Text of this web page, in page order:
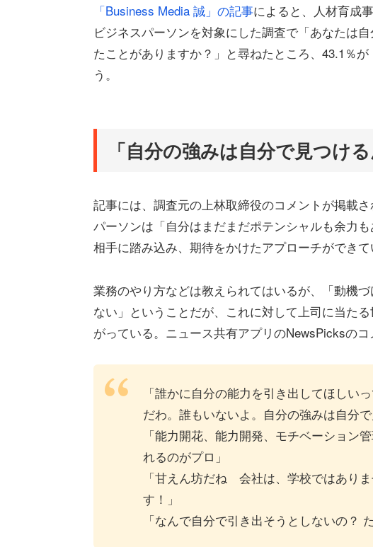
「Business Media 誠」の記事によると、人材育成
ビジネスパーソンを対象にした調査で「あなたは
たことがありますか？」と尋ねたところ、43.1％
う。
「自分の強みは自分で見つけ
記事には、調査元の上林取締役のコメントが掲載
パーソンは「自分はまだまだポテンシャルも余力
相手に踏み込み、期待をかけたアプローチができて
業務のやり方などは教えられてはいるが、「動機
ない」ということだが、これに対して上司に当た
がっている。ニュース共有アプリのNewsPicksのコ
「誰かに自分の能力を引き出してほしい
だわ。誰もいないよ。自分の強みは自分で
「能力開花、能力開発、モチベーショ
れるのがプロ」
「甘えん坊だね 会社は、学校ではあり
す！」
「なんで自分で引き出そうとしないの？